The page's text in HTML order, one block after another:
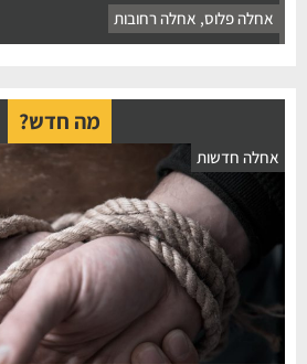
אחלה פלוס, אחלה רחובות
מה חדש?
אחלה חדשות